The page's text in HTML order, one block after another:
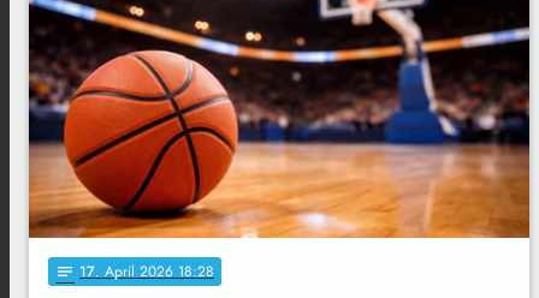
notes 17. April 2026 18:28